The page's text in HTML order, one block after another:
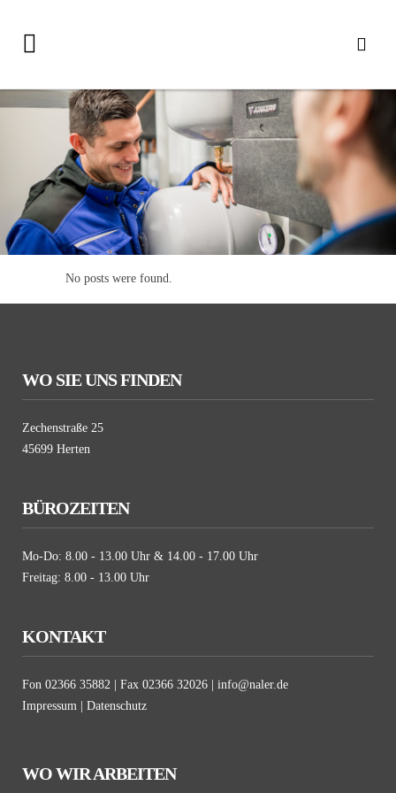
No posts were found.
WO SIE UNS FINDEN
Zechenstraße 25
45699 Herten
BÜROZEITEN
Mo-Do: 8.00 - 13.00 Uhr & 14.00 - 17.00 Uhr
Freitag: 8.00 - 13.00 Uhr
KONTAKT
Fon 02366 35882 | Fax 02366 32026 | info@naler.de
Impressum | Datenschutz
WOWIR ARBEITEN